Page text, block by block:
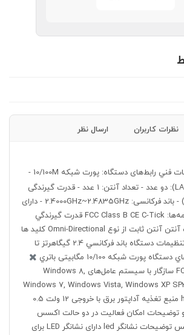
نظرات کاربران ارسال نظر
فني
رابط‌های دستگاه: پورت شبکه 10/100M -
تعداد پورت شبکه (LAN): دو عدد - تعداد آنتن: 1 عدد - قدرت گیرندگی
آنتن: 2 دسی‌بل (dbi) - باند فرکانسی: 2.4000GHz~2.4835GHz - دارای
قدرت گيرندگي
آنتن ثابت از نوع Omni-Directional
کليد ها
باند فرکانسي
2.4 گیگاهرتز تا
دستگاه پورت شبکه 10/100 مگابیتی
باتري
سازگار با سيستم عامل‌های Windows 8,
Windows 7, Windows Vista, Windows XP
منبع تغذيه
آداپتور برق با خروجی 12 ولت 0.5
توضيحات امکان فعالیت در دو حالت اکسس
توضيحات نشانگر led
دارای نشانگر LED برای